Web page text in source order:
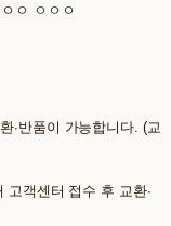
ㅇ ㅇㅇㅇ
∙반품이 가능합니다. (교
고객센터 접수 후 교환∙